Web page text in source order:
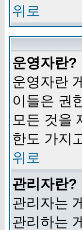
위로
운영자란?
운영자란
이들은 권
모든 것을
한도 가지
위로
관리자란?
관리자는
관리하는